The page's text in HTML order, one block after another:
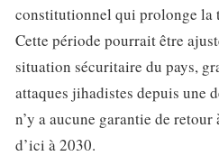
constitutionnel qui prolonge la
Cette période pourrait être
situation sécuritaire du pays,
attaques jihadistes depuis une
n’y a aucune garantie de
d’ici à 2030.